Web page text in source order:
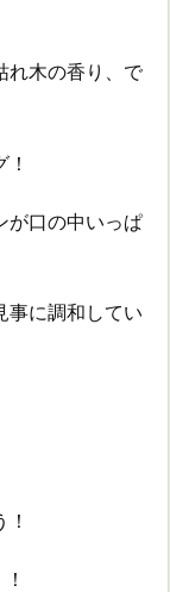
れ木の香り、で
が口の中いっぱ
事に調和してい